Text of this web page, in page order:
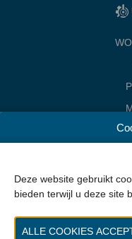
Woensdag 24
Donderdag 25
Deze website gebruikt
bieden terwijl u deze site